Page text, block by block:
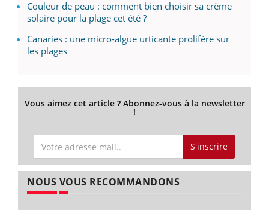
Couleur de peau : comment bien choisir sa crème
solaire pour la plage cet été ?
Canaries : une micro-algue urticante prolifère sur
les plages
Vous aimez cet article ? Abonnez-vous à la newsletter
!
S'inscrire
NOUS VOUS RECOMMANDONS